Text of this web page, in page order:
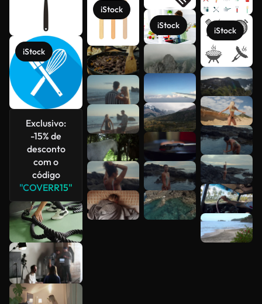
iStock
Exclusivo:
-15% de
desconto
com o
código
"COVERR15"
iStock
iStock iStock
Veja mais